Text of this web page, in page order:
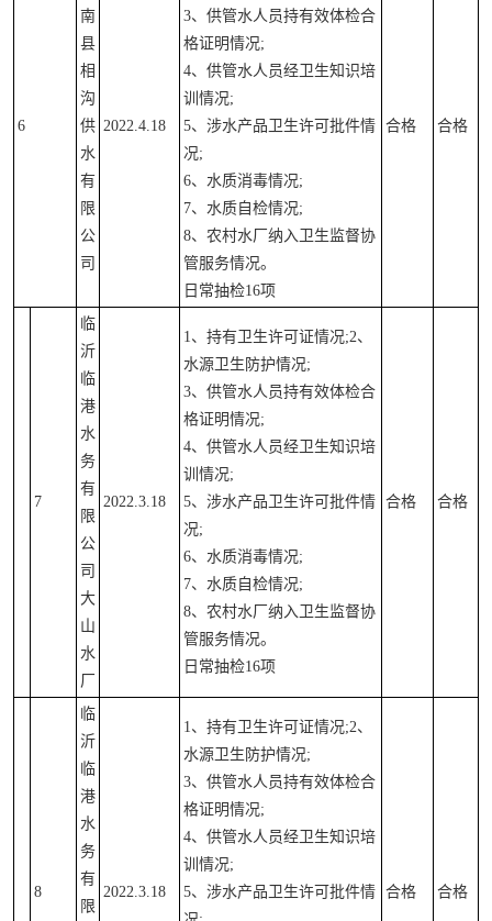
6
南
县
相
沟
供
水
有
限
公
司
2022.4.18
3、供管水人员持有效体检合
格证明情况;
4、供管水人员经卫生知识培
训情况;
5、涉水产品卫生许可批件情
况;
6、水质消毒情况;
7、水质自检情况;
8、农村水厂纳入卫生监督协
管服务情况。
日常抽检16项
合格 合格
7
临
沂
临
港
水
务
有
限
公
司
大
山
水
厂
2022.3.18
1、持有卫生许可证情况;2、
水源卫生防护情况;
3、供管水人员持有效体检合
格证明情况;
4、供管水人员经卫生知识培
训情况;
5、涉水产品卫生许可批件情
况;
6、水质消毒情况;
7、水质自检情况;
8、农村水厂纳入卫生监督协
管服务情况。
日常抽检16项
合格 合格
8
临
沂
临
港
水
务
有
限
2022.3.18
1、持有卫生许可证情况;2、
水源卫生防护情况;
3、供管水人员持有效体检合
格证明情况;
4、供管水人员经卫生知识培
训情况;
5、涉水产品卫生许可批件情 合格 合格